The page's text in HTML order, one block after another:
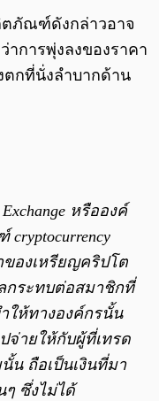
ตภัณฑ์ดังกล่าวอาจ
าการพุ่งลงของราคา
ตกที่นั่งลำบากด้าน
หรือองค์
ของเหรียญคริปโต
กระทบต่อสมาชิกที่
ำให้ทางองค์กรนั้น
จ่ายให้กับผู้ที่เทรด
น ถือเป็นเงินที่มา
ซึ่งไม่ได้